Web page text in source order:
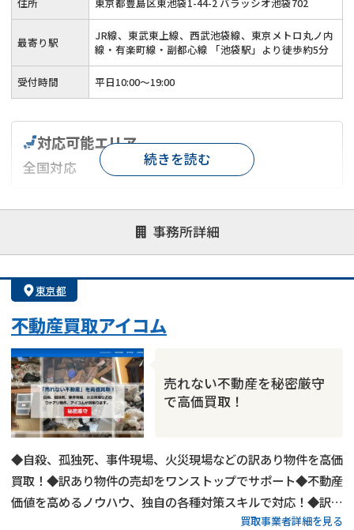
最寄り駅
JR線、東武東上線、西武池袋線、東京メトロ丸ノ内
線・有楽町線・副都心線 「池袋駅」より徒歩約5分
受付時間 平日10:00～19:00
事務所詳細
対応可能エリア
全国対応
対応が親身 オンライン面談可能
レスポンスが早い
1億円以上の買取可
続きを読む
東京都
不動産買取アイコム
売れない不動産を秘密厳守
で高価買取！
◆自殺、孤独死、事件現場、火災現場などの訳あり物件を高価
買取！◆訳あり物件の売却をワンストップでサポート◆不動産
価値を高めるノウハウ、独自の各種対策スキルで対応！◆訳あ
買取事業者詳細を見る